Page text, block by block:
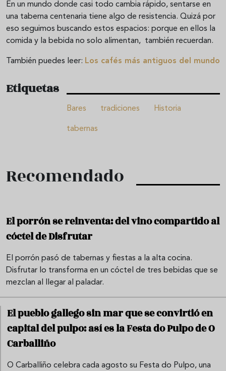
En un mundo donde casi todo cambia rápido, sentarse en
una taberna centenaria tiene algo de resistencia. Quizá por
eso seguimos buscando estos espacios: porque en ellos la
comida y la bebida no solo alimentan, también recuerdan.
También puedes leer: Los cafés más antiguos del mundo
Etiquetas
Bares tradiciones Historia
tabernas
Recomendado
El porrón se reinventa: del vino compartido al
cóctel de Disfrutar
El porrón pasó de tabernas y fiestas a la alta cocina.
Disfrutar lo transforma en un cóctel de tres bebidas que se
mezclan al llegar al paladar.
El pueblo gallego sin mar que se convirtió en
capital del pulpo: así es la Festa do Pulpo de O
Carballiño
O Carballiño celebra cada agosto su Festa do Pulpo, una